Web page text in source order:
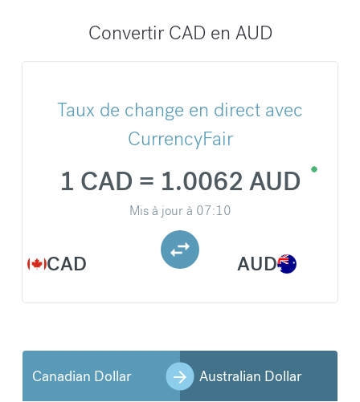
Convertir CAD en AUD
Taux de change en direct avec
CurrencyFair
CAD
1 CAD = 1.0062 AUD
Mis à jour à 07:10
AUD
Canadian Dollar Australian Dollar